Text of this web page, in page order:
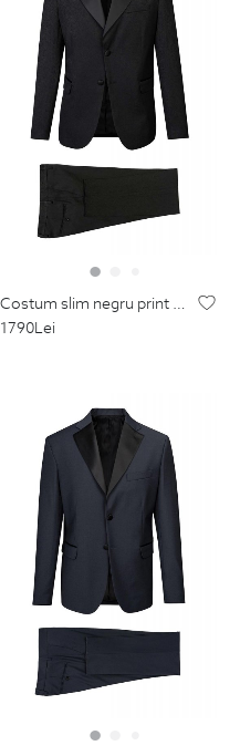
costum slim negru print floral
1790Lei